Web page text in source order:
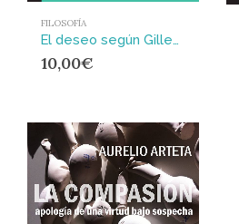
FILOSOFÍA
El deseo según Gilles Deleuze
10,00€